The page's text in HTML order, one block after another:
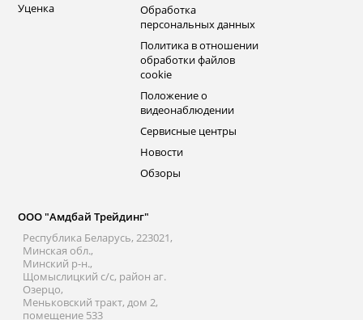
Уценка
Обработка
персональных данных
Политика в отношении
обработки файлов
cookie
Положение о
видеонаблюдении
Сервисные центры
Новости
Обзоры
ООО "Амдбай Трейдинг"
Республика Беларусь, 223021,
Минская обл.,
Минский р-н.,
Щомыслицкий с/с, район аг.
Озерцо,
Меньковский тракт, дом 2,
помещение 533